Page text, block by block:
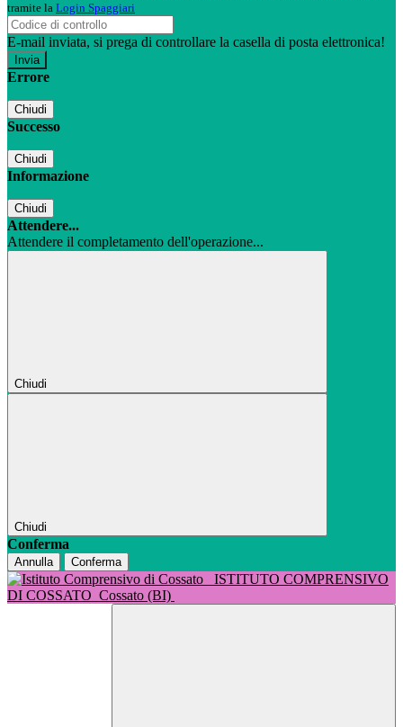
tramite la Login Spaggiari
E-mail inviata, si prega di controllare la casella di posta elettronica!
Errore
Chiudi
Successo
Chiudi
Informazione
Chiudi
Attendere...
Attendere il completamento dell'operazione...
Chiudi
Chiudi
Conferma
Annulla Conferma
ISTITUTO COMPRENSIVO
DI COSSATO Cossato (BI)